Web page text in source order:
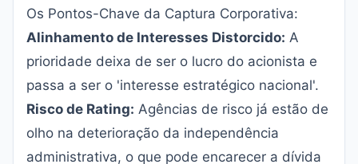
Os Pontos-Chave da Captura Corporativa:
Alinhamento de Interesses Distorcido: A
prioridade deixa de ser o lucro do acionista e
passa a ser o 'interesse estratégico nacional'.
Risco de Rating: Agências de risco já estão de
olho na deterioração da independência
administrativa, o que pode encarecer a dívida